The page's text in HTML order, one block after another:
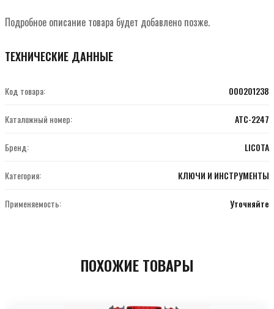
Подробное описание товара будет добавлено позже.
ТЕХНИЧЕСКИЕ ДАННЫЕ
Код товара: 000201238
Каталожный номер: ATC-2247
Бренд: LICOTA
Категория: КЛЮЧИ И ИНСТРУМЕНТЫ
Применяемость: Уточняйте
ПОХОЖИЕ ТОВАРЫ